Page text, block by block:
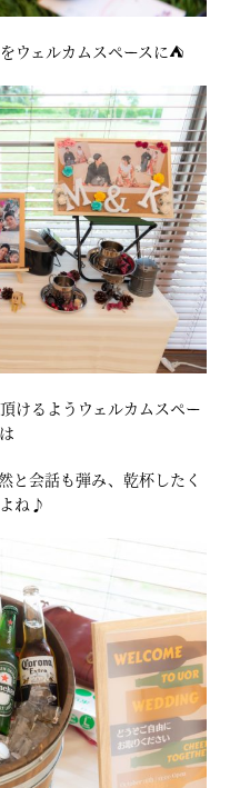
ウェルカムスペースに⛺
けるようウェルカムスペー
と会話も弾み、乾杯したく
ね♪